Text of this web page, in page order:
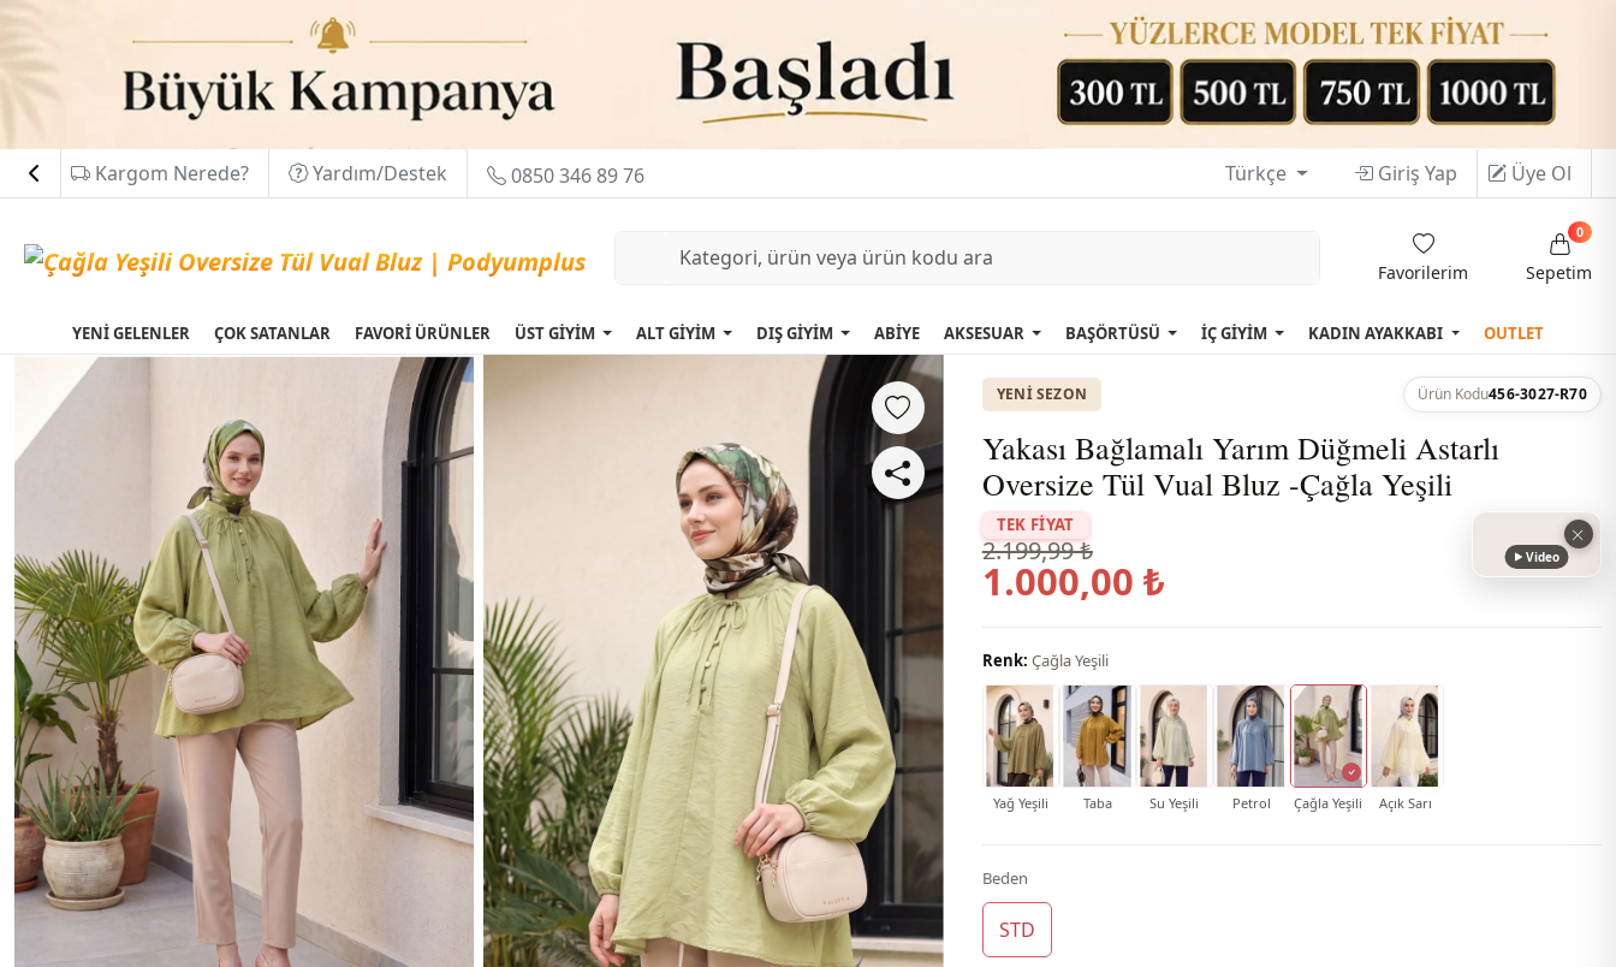
Kargom Nerede? Yardım/Destek 0850 346 89 76 Türkçe Giriş Yap Üye Ol
Favorilerim Sepetim
0
YENİ GELENLER ÇOK SATANLAR FAVORİ ÜRÜNLER ÜST GİYİM ALT GİYİM DIŞ GİYİM ABİYE AKSESUAR BAŞÖRTÜSÜ İÇ GİYİM KADIN AYAKKABI OUTLET
YENI SEZON Ürün Kodu456-3027-R70
Yakası Bağlamalı Yarım Düğmeli Astarlı
Oversize Tül Vual Bluz -Çağla Yeşili
TEK FİYAT
2.199,99 ₺
1.000,00 ₺ Video
Renk: Çağla Yeşili
Yağ Yeşili Taba Su Yeşili Petrol Çağla Yeşili Açık Sarı
Beden
STD